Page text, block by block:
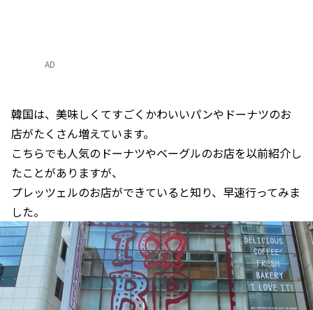
AD
韓国は、美味しくてすごくかわいいパンやドーナツのお
店がたくさん増えています。
こちらでも人気のドーナツやベーグルのお店を以前紹介し
たことがありますが、
プレッツェルのお店ができていると知り、早速行ってみま
した。